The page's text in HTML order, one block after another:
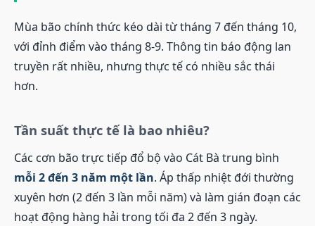
Mùa bão chính thức kéo dài từ tháng 7 đến tháng 10,
với đỉnh điểm vào tháng 8-9. Thông tin báo động lan
truyền rất nhiều, nhưng thực tế có nhiều sắc thái
hơn.
Tần suất thực tế là bao nhiêu?
Các cơn bão trực tiếp đổ bộ vào Cát Bà trung bình
mỗi 2 đến 3 năm một lần. Áp thấp nhiệt đới thường
xuyên hơn (2 đến 3 lần mỗi năm) và làm gián đoạn các
hoạt động hàng hải trong tối đa 2 đến 3 ngày.